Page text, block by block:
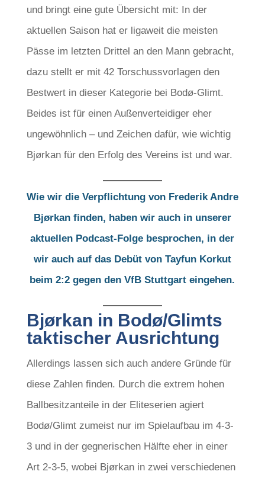
und bringt eine gute Übersicht mit: In der
aktuellen Saison hat er ligaweit die meisten
Pässe im letzten Drittel an den Mann gebracht,
dazu stellt er mit 42 Torschussvorlagen den
Bestwert in dieser Kategorie bei Bodø-Glimt.
Beides ist für einen Außenverteidiger eher
ungewöhnlich – und Zeichen dafür, wie wichtig
Bjørkan für den Erfolg des Vereins ist und war.
Wie wir die Verpflichtung von Frederik Andre
Bjørkan finden, haben wir auch in unserer
aktuellen Podcast-Folge besprochen, in der
wir auch auf das Debüt von Tayfun Korkut
beim 2:2 gegen den VfB Stuttgart eingehen.
Bjørkan in Bodø/Glimts
taktischer Ausrichtung
Allerdings lassen sich auch andere Gründe für
diese Zahlen finden. Durch die extrem hohen
Ballbesitzanteile in der Eliteserien agiert
Bodø/Glimt zumeist nur im Spielaufbau im 4-3-
3 und in der gegnerischen Hälfte eher in einer
Art 2-3-5, wobei Bjørkan in zwei verschiedenen